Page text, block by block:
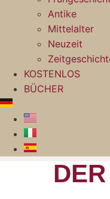
Antike
Mittelalter
Neuzeit
KOSTENLOS
BÜCHER